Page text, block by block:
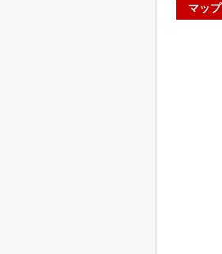
マップ